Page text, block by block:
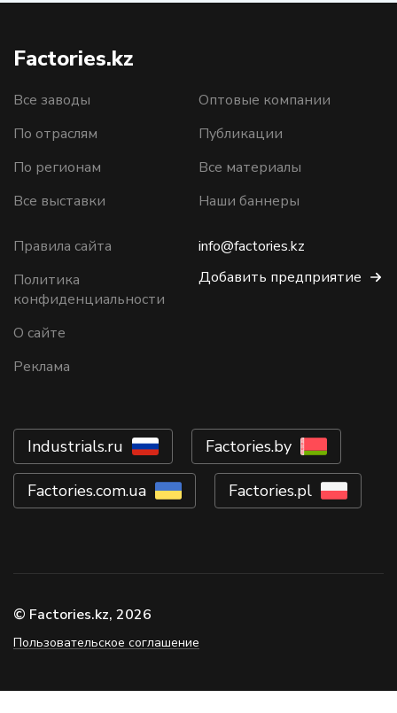
Factories.kz
Все заводы
По отраслям
По регионам
Все выставки
Оптовые компании
Публикации
Все материалы
Наши баннеры
Правила сайта
Политика
конфиденциальности
О сайте
Реклама
info@factories.kz
Добавить предприятие
Industrials.ru Factories.by
Factories.com.ua Factories.pl
© Factories.kz, 2026
Пользовательское соглашение